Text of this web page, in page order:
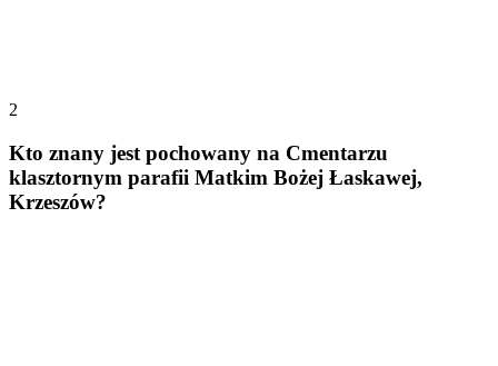
2
Kto znany jest pochowany na Cmentarzu
klasztornym parafii Matkim Bożej Łaskawej,
Krzeszów?